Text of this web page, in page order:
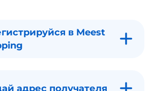
в Meest
адрес получателя